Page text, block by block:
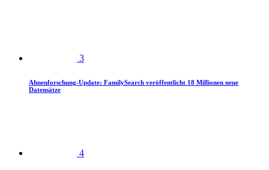
3
Ahnenforschung-Update: FamilySearch veröffentlicht 18 Millionen neue
Datensätze
4